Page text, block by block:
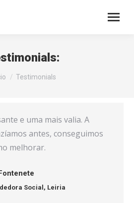
are here:
Testimonials
e uma mais valia. A
antes, conseguimos
melhorar.
Social, Leiria